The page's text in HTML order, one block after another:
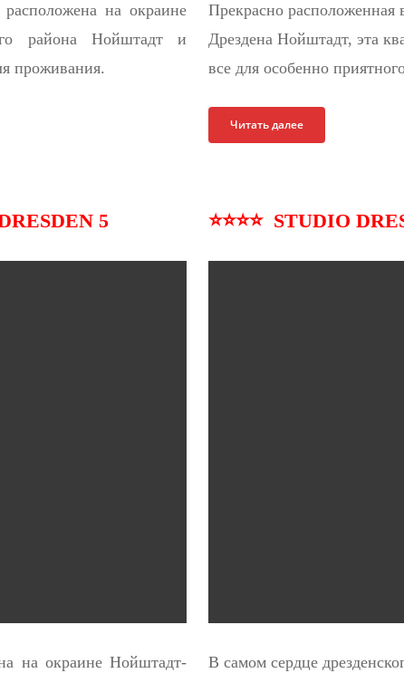
расположена на окраине
района Нойштадт и
проживания.
Прекрасно расположенная
Дрездена Нойштадт, эта
все для особенно
Читать далее
5
на окраине Нойштадт-
⭐⭐⭐⭐ STUDIO
В самом сердце